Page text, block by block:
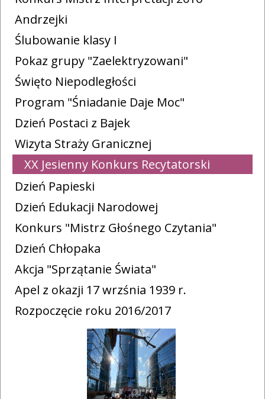
Andrzejki
Ślubowanie klasy I
Pokaz grupy "Zaelektryzowani"
Święto Niepodległości
Program "Śniadanie Daje Moc"
Dzień Postaci z Bajek
Wizyta Straży Granicznej
XX Jesienny Konkurs Recytatorski
Dzień Papieski
Dzień Edukacji Narodowej
Konkurs "Mistrz Głośnego Czytania"
Dzień Chłopaka
Akcja "Sprzątanie Świata"
Apel z okazji 17 wrzśnia 1939 r.
Rozpoczęcie roku 2016/2017